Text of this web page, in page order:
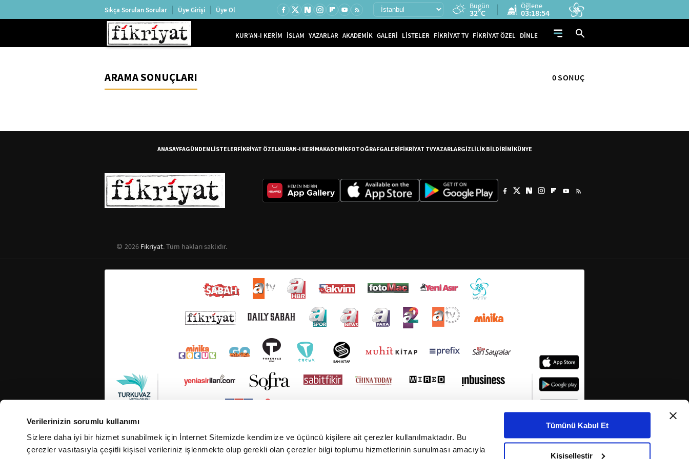
Verilerinizin sorumlu kullanımı
Sizlere daha iyi bir hizmet sunabilmek için İnternet Sitemizde kendimize ve üçüncü kişilere ait çerezler kullanılmaktadır. Bu
çerezler vasıtasıyla çeşitli kişisel verileriniz işlenmekte olup gerekli olan çerezler bilgi toplumu hizmetlerinin sunulması amacıyla
Tümünü Kabul Et
Kişiselleştir
Sıkça Sorulan Sorular Üye Girişi Üye Ol Bugün
32°C
Öğlene
03:18:53
KUR'AN-I KERİM İSLAM YAZARLAR AKADEMİK GALERİ LİSTELER FİKRİYAT TV FİKRİYAT ÖZEL DİNLE
ARAMA SONUÇLARI 0 SONUÇ
ANASAYFAGÜNDEMLİSTELERFİKRİYAT ÖZELKURAN-I KERİMAKADEMİKFOTOĞRAFGALERİFİKRİYAT TVYAZARLARGİZLİLİK BİLDİRİMİKÜNYE
2026 Fikriyat. Tüm hakları saklıdır.